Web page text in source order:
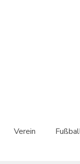
Verein